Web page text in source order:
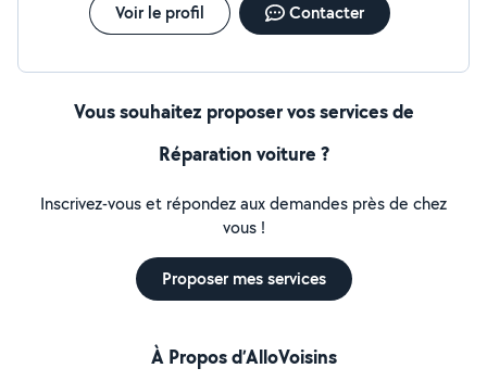
Voir le profil Contacter
Vous souhaitez proposer vos services de
Réparation voiture ?
Inscrivez-vous et répondez aux demandes près de chez
vous !
Proposer mes services
À Propos d’AlloVoisins